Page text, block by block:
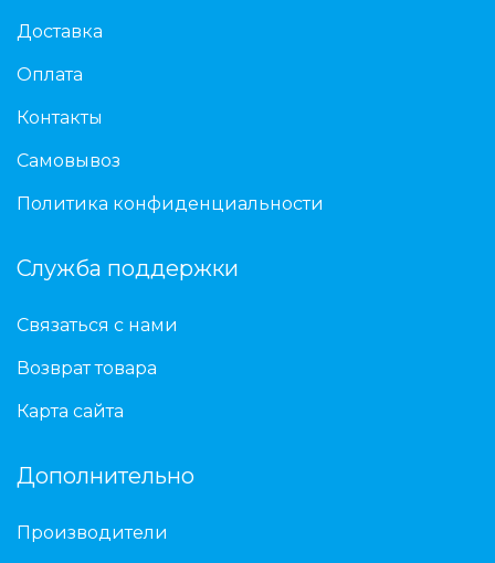
Доставка
Оплата
Контакты
Самовывоз
Политика конфиденциальности
Служба поддержки
Связаться с нами
Возврат товара
Карта сайта
Дополнительно
Производители